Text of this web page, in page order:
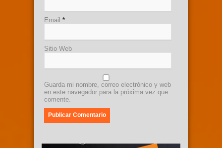
Email *
Sitio Web
Guarda mi nombre, correo electrónico y web
en este navegador para la próxima vez que
comente.